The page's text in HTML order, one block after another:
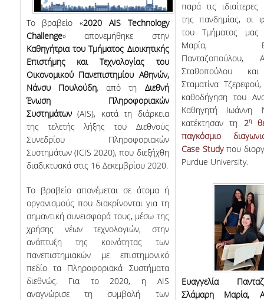
Το βραβείο «2020 AIS
Technology
Challenge» απονεμήθηκε στην
Καθηγήτρια του Τμήματος Διοικητικής
Επιστήμης και Τεχνολογίας του
Οικονομικού Πανεπιστημίου Αθηνών,
Νάνσυ Πουλούδη, από τη Διεθνή
Ένωση Πληροφοριακών
Συστημάτων(AIS), κατά τη διάρκεια
της τελετής λήξης του Διεθνούς
Συνεδρίου Πληροφοριακών
Συστημάτων (ICIS 2020), που διεξήχθη
διαδικτυακά στις 16 Δεκεμβρίου 2020.
Το βραβείο απονέμεται σε άτομα ή
οργανισμούς που διακρίνονται για τη
σημαντική συνεισφορά τους, μέσω της
χρήσης νέων τεχνολογιών, στην
ανάπτυξη της κοινότητας των
πανεπιστημιακών με επιστημονικό
πεδίο τα Πληροφοριακά Συστήματα
διεθνώς. Για το 2020, η AIS
αναγνώρισε τη συμβολή των
παρά τις ιδιαίτερες
της πανδημίας, οι
του Τμήματος μας
Μαρία,
Πανταζοπούλου,
Σταθοπούλου
Σταματίνα
καθοδήγηση του
Καθηγητή Ιωάννη
κατέκτησαντη 2η
παγκόσμιο
Case Study που
Purdue University.
Ευαγγελία
Σλάμαρη Μαρία,